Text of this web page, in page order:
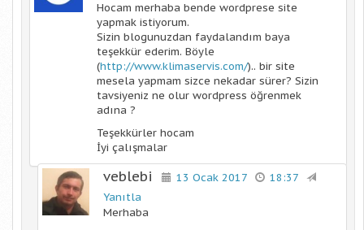
Hocam merhaba bende wordprese site
yapmak istiyorum.
Sizin blogunuzdan faydalandım baya
teşekkür ederim. Böyle
(http://www.klimaservis.com/).. bir site
mesela yapmam sizce nekadar sürer? Sizin
tavsiyeniz ne olur wordpress öğrenmek
adına ?
Teşekkürler hocam
İyi çalışmalar
veblebi 13 Ocak 2017
18:37
Yanıtla
Merhaba